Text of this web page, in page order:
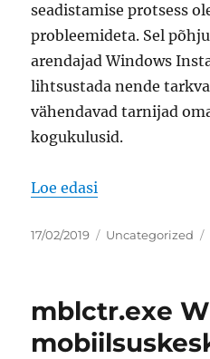
seadistamise protsess
probleemideta. Sel
arendajad Windows
lihtsustada nende
vähendavad tarnijad
kogukulusid.
Loe edasi
Postitatud
17/02/2019 Rubriigid
Uncategorized
mblctr.exe